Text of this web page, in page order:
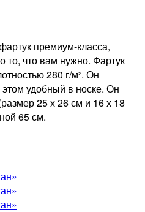
премиум-класса,
что вам нужно. Фартук
280 г/м². Он
удобный в носке. Он
25 х 26 см и 16 х 18
65 см.